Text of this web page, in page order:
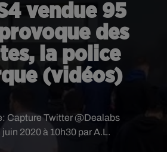
vendue 95
des
la police
(vidéos)
juin 2020 à 10h30 par A.L.
Capture Twitter @Dealabs